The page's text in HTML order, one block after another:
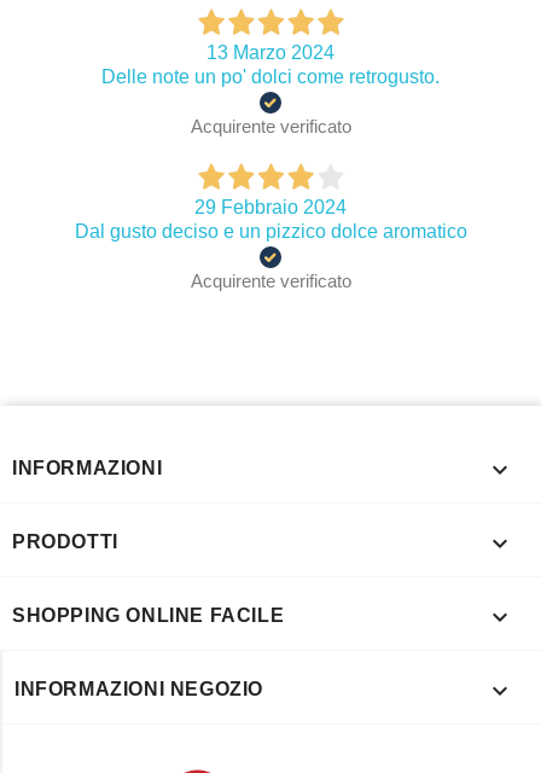
13 Marzo 2024
Delle note un po' dolci come retrogusto.
Acquirente verificato
29 Febbraio 2024
Dal gusto deciso e un pizzico dolce aromatico
Acquirente verificato
INFORMAZIONI 
PRODOTTI 
SHOPPING ONLINE FACILE 
INFORMAZIONI NEGOZIO 